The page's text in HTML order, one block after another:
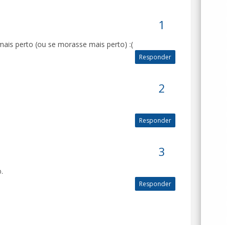
perto (ou se morasse mais perto) :(
Responder
Responder
Responder